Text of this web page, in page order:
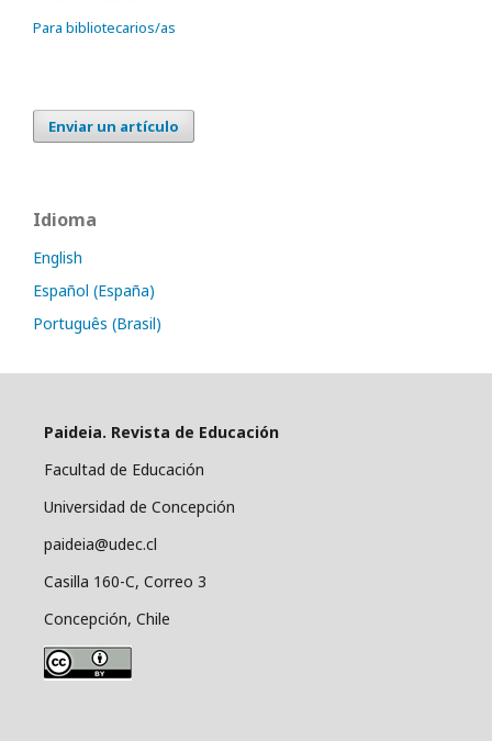
Para bibliotecarios/as
Enviar un artículo
Idioma
English
Español (España)
Português (Brasil)
Paideia. Revista de Educación
Facultad de Educación
Universidad de Concepción
paideia@udec.cl
Casilla 160-C, Correo 3
Concepción, Chile